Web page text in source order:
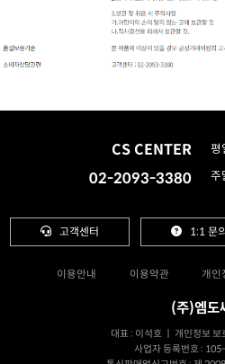
CS CENTER
02-2093-3380
평
주
고객센터 1:1 문의
이용안내 이용약관 개인
(주)엠도
대표 : 이석호 ㅣ 개인정보
사업자 등록번호 :